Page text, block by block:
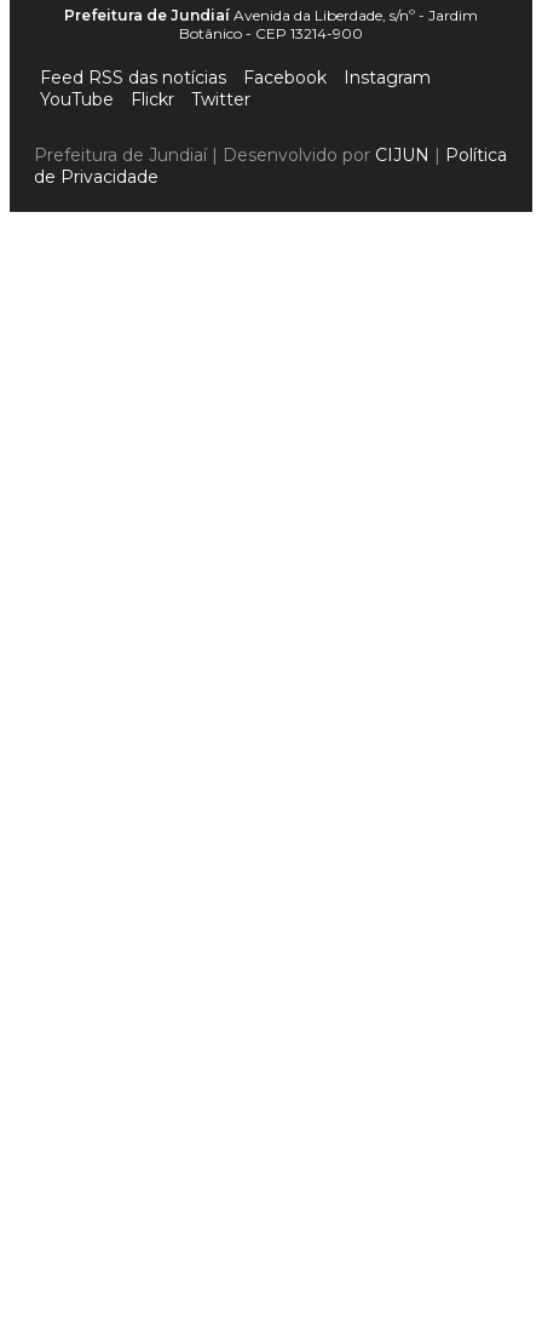
Prefeitura de Jundiaí Avenida da Liberdade, s/nº - Jardim
Botânico - CEP 13214-900
Feed RSS das notícias Facebook
Instagram
YouTube
Flickr Twitter
Prefeitura de Jundiaí | Desenvolvido por CIJUN | Política
de Privacidade